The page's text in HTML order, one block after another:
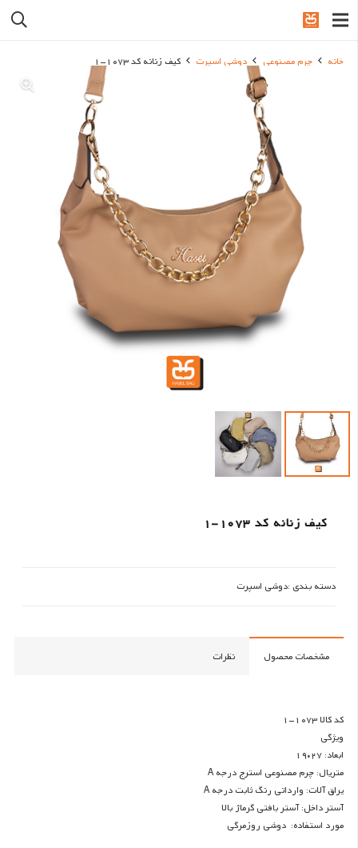
خانه چرم مصنوعی دوشی اسپرت کیف زنانه کد 1073-1
کیف زنانه کد 1073-1
دسته بندی :دوشی اسپرت
مشخصات محصول نظرات
کد کالا 1073-1
ویژگی
ابعاد: 27*19
متریال: چرم مصنوعی استرج درجه A
یراق آلات: وارداتی رنگ ثابت درجه A
آستر داخل: آستر بافتی گرماژ بالا
مورد استفاده: دوشی روزمرگی